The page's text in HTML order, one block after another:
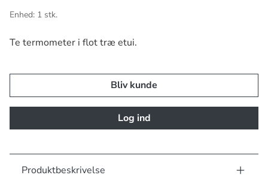
Enhed: 1 stk.
Te termometer i flot træ etui.
Bliv kunde
Log ind
Produktbeskrivelse